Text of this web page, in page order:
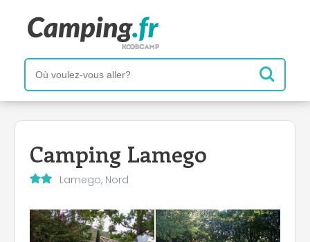
Camping Lamego
Lamego, Nord